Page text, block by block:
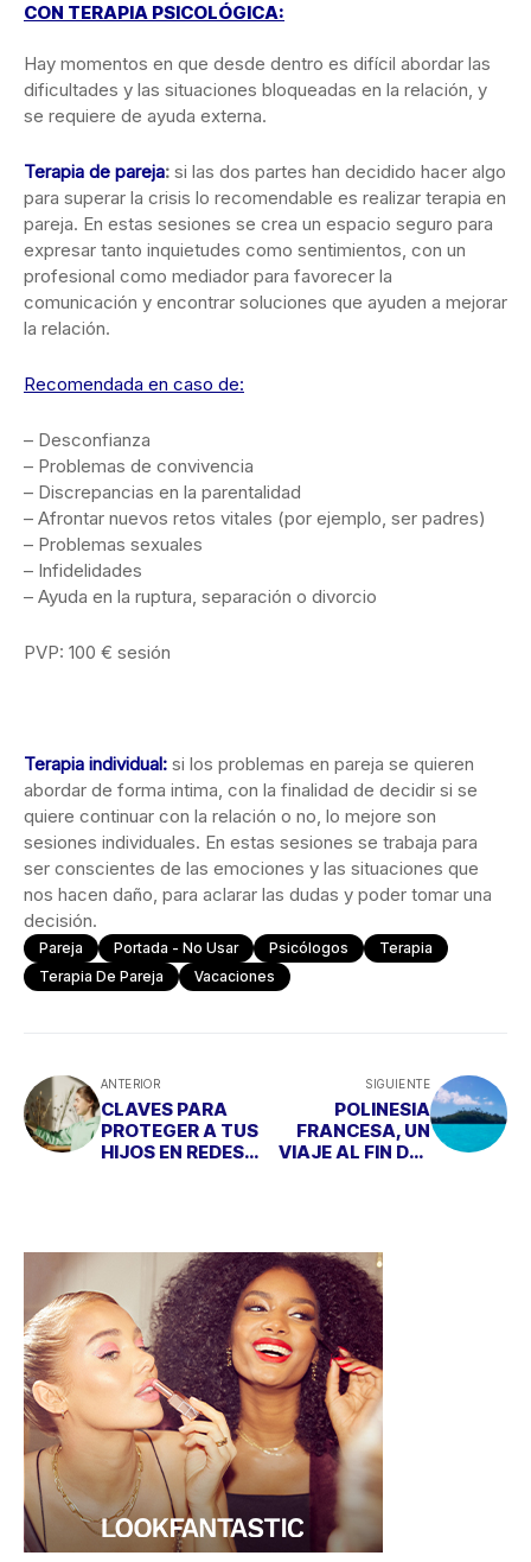
CON TERAPIA PSICOLÓGICA:
Hay momentos en que desde dentro es difícil abordar las
dificultades y las situaciones bloqueadas en la relación, y
se requiere de ayuda externa.
Terapia de pareja: si las dos partes han decidido hacer algo
para superar la crisis lo recomendable es realizar terapia en
pareja. En estas sesiones se crea un espacio seguro para
expresar tanto inquietudes como sentimientos, con un
profesional como mediador para favorecer la
comunicación y encontrar soluciones que ayuden a mejorar
la relación.
Recomendada en caso de:
– Desconfianza
– Problemas de convivencia
– Discrepancias en la parentalidad
– Afrontar nuevos retos vitales (por ejemplo, ser padres)
– Problemas sexuales
– Infidelidades
– Ayuda en la ruptura, separación o divorcio
PVP: 100 € sesión
Terapia individual: si los problemas en pareja se quieren
abordar de forma intima, con la finalidad de decidir si se
quiere continuar con la relación o no, lo mejore son
sesiones individuales. En estas sesiones se trabaja para
ser conscientes de las emociones y las situaciones que
nos hacen daño, para aclarar las dudas y poder tomar una
decisión.
Pareja Portada - No Usar Psicólogos
Terapia
Terapia De Pareja
Vacaciones
ANTERIOR
CLAVES PARA
PROTEGER A TUS
HIJOS EN REDES
SIGUIENTE
POLINESIA
FRANCESA, UN
VIAJE AL FIN DEL